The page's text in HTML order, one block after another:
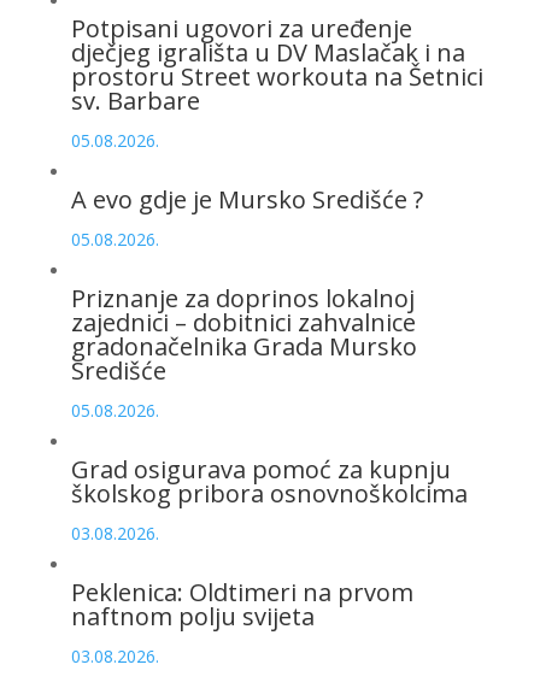
Potpisani ugovori za uređenje
dječjeg igrališta u DV Maslačak i na
prostoru Street workouta na Šetnici
sv. Barbare
05.08.2026.
A evo gdje je Mursko Središće ?
05.08.2026.
Priznanje za doprinos lokalnoj
zajednici – dobitnici zahvalnice
gradonačelnika Grada Mursko
Središće
05.08.2026.
Grad osigurava pomoć za kupnju
školskog pribora osnovnoškolcima
03.08.2026.
Peklenica: Oldtimeri na prvom
naftnom polju svijeta
03.08.2026.